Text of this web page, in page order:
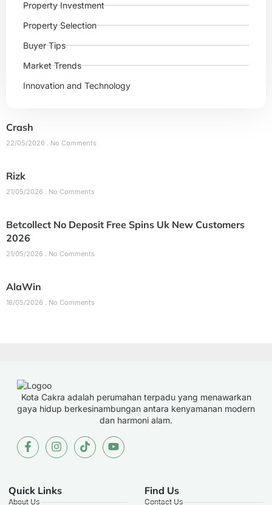
Property Investment
Property Selection
Buyer Tips
Market Trends
Innovation and Technology
Crash
22/05/2026 No Comments
Rizk
21/05/2026 No Comments
Betcollect No Deposit Free Spins Uk New Customers
2026
21/05/2026 No Comments
AlaWin
18/05/2026 No Comments
Kota Cakra adalah perumahan terpadu yang menawarkan
gaya hidup berkesinambungan antara kenyamanan modern
dan harmoni alam.
Quick Links
About Us
Find Us
Contact Us